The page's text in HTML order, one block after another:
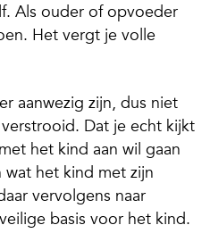
Als ouder of opvoeder
Het vergt je volle
aanwezig zijn, dus niet
Dat je echt kijkt
het kind aan wil gaan
het kind met zijn
vervolgens naar
basis voor het kind.